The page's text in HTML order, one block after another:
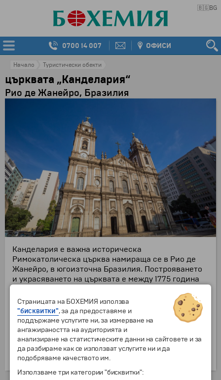
🇧🇬BG
0700 14 007 ОФИСИ
Начало Туристически обекти
църквата „Канделария“
Рио де Жанейро, Бразилия
Канделария е важна историческа
Римокатолическа църква намираща се в Рио де
Жанейро, в югоизточна Бразилия. Построяването
и украсяването на църквата е между 1775 година
Според местните, историята на установяването на
църквата идва в началото на 17 век, когато кораб
наречен Канделария почти потъва при буря в
морето. Оцелява една двойка, и при пристигането
си в Рио Де Жанейро решават да спонсорират
изграждането на малък параклис, изпълнявайки
клетвата си направили по време на бурята.
Страницата на БОХЕМИЯ използва
"бисквитки", за да предоставяме и
поддържаме услугите ни, за измерване на
ангажираността на аудиторията и
анализиране на статистическите данни на сайтовете и за
да разбираме как се използват услугите ни и да
подобряваме качеството им.
Използваме три категории "бисквитки":